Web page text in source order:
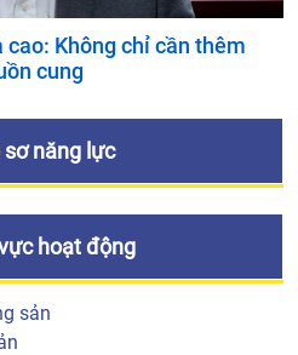
cao: Không chỉ cần thêm
cung
năng lực
hoạt động
sản